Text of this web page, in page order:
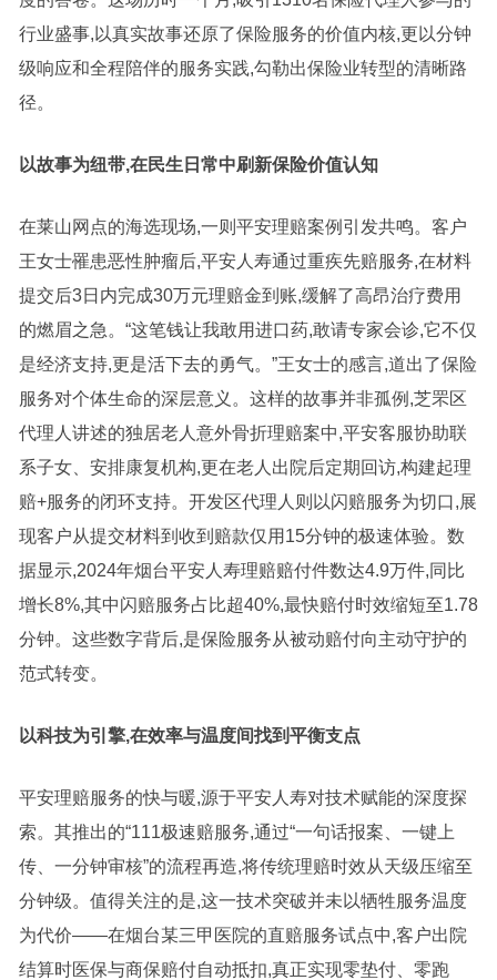
行业盛事,以真实故事还原了保险服务的价值内核,更以分钟
级响应和全程陪伴的服务实践,勾勒出保险业转型的清晰路
径。
以故事为纽带,在民生日常中刷新保险价值认知
在莱山网点的海选现场,一则平安理赔案例引发共鸣。客户
王女士罹患恶性肿瘤后,平安人寿通过重疾先赔服务,在材料
提交后3日内完成30万元理赔金到账,缓解了高昂治疗费用
的燃眉之急。“这笔钱让我敢用进口药,敢请专家会诊,它不仅
是经济支持,更是活下去的勇气。”王女士的感言,道出了保险
服务对个体生命的深层意义。这样的故事并非孤例,芝罘区
代理人讲述的独居老人意外骨折理赔案中,平安客服协助联
系子女、安排康复机构,更在老人出院后定期回访,构建起理
赔+服务的闭环支持。开发区代理人则以闪赔服务为切口,展
现客户从提交材料到收到赔款仅用15分钟的极速体验。数
据显示,2024年烟台平安人寿理赔赔付件数达4.9万件,同比
增长8%,其中闪赔服务占比超40%,最快赔付时效缩短至1.78
分钟。这些数字背后,是保险服务从被动赔付向主动守护的
范式转变。
以科技为引擎,在效率与温度间找到平衡支点
平安理赔服务的快与暖,源于平安人寿对技术赋能的深度探
索。其推出的“111极速赔服务,通过“一句话报案、一键上
传、一分钟审核”的流程再造,将传统理赔时效从天级压缩至
分钟级。值得关注的是,这一技术突破并未以牺牲服务温度
为代价——在烟台某三甲医院的直赔服务试点中,客户出院
结算时医保与商保赔付自动抵扣,真正实现零垫付、零跑